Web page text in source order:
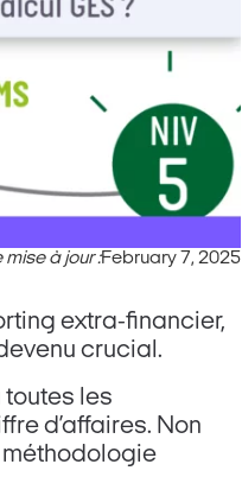
mise à jour :February 7, 2025
extra-financier,
crucial.
toutes les
d’affaires. Non
méthodologie